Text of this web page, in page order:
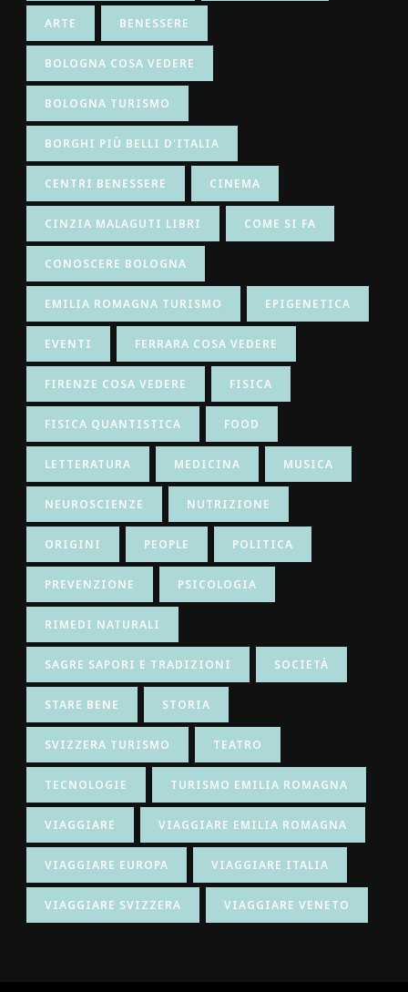
ARTE BENESSERE
BOLOGNA COSA VEDERE
BOLOGNA TURISMO
BORGHI PIÙ BELLI D'ITALIA
CENTRI BENESSERE CINEMA
CINZIA MALAGUTI LIBRI COME SI FA
CONOSCERE BOLOGNA
EMILIA ROMAGNA TURISMO EPIGENETICA
EVENTI FERRARA COSA VEDERE
FIRENZE COSA VEDERE FISICA
FISICA QUANTISTICA FOOD
LETTERATURA MEDICINA MUSICA
NEUROSCIENZE NUTRIZIONE
ORIGINI PEOPLE POLITICA
PREVENZIONE PSICOLOGIA
RIMEDI NATURALI
SAGRE SAPORI E TRADIZIONI SOCIETÀ
STARE BENE STORIA
SVIZZERA TURISMO TEATRO
TECNOLOGIE TURISMO EMILIA ROMAGNA
VIAGGIARE VIAGGIARE EMILIA ROMAGNA
VIAGGIARE EUROPA VIAGGIARE ITALIA
VIAGGIARE SVIZZERA VIAGGIARE VENETO